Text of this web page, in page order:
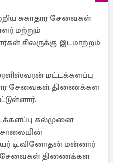
சுகாதார சேவைகள்
மற்றும்
சிலருக்கு இடமாற்றம்
மட்டக்களப்பு
சேவைகள் திணைக்கள
கல்முனை
டி.வினோதன் மன்னார்
சேவைகள் திணைக்கள